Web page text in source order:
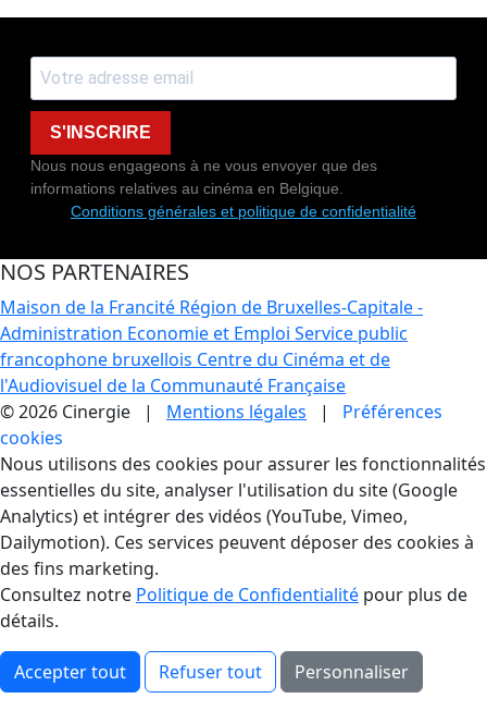
S'INSCRIRE
Nous nous engageons à ne vous envoyer que des
informations relatives au cinéma en Belgique.
Conditions générales et politique de confidentialité
NOS PARTENAIRES
Maison de la Francité Région de Bruxelles-Capitale -
Administration Economie et Emploi Service public
francophone bruxellois Centre du Cinéma et de
l'Audiovisuel de la Communauté Française
© 2026 Cinergie | Mentions légales | Préférences
cookies
Gestion des Cookies
Nous utilisons des cookies pour assurer les fonctionnalités
essentielles du site, analyser l'utilisation du site (Google
Analytics) et intégrer des vidéos (YouTube, Vimeo,
Dailymotion). Ces services peuvent déposer des cookies à
des fins marketing.
Consultez notre Politique de Confidentialité pour plus de
détails.
Accepter tout Refuser tout Personnaliser